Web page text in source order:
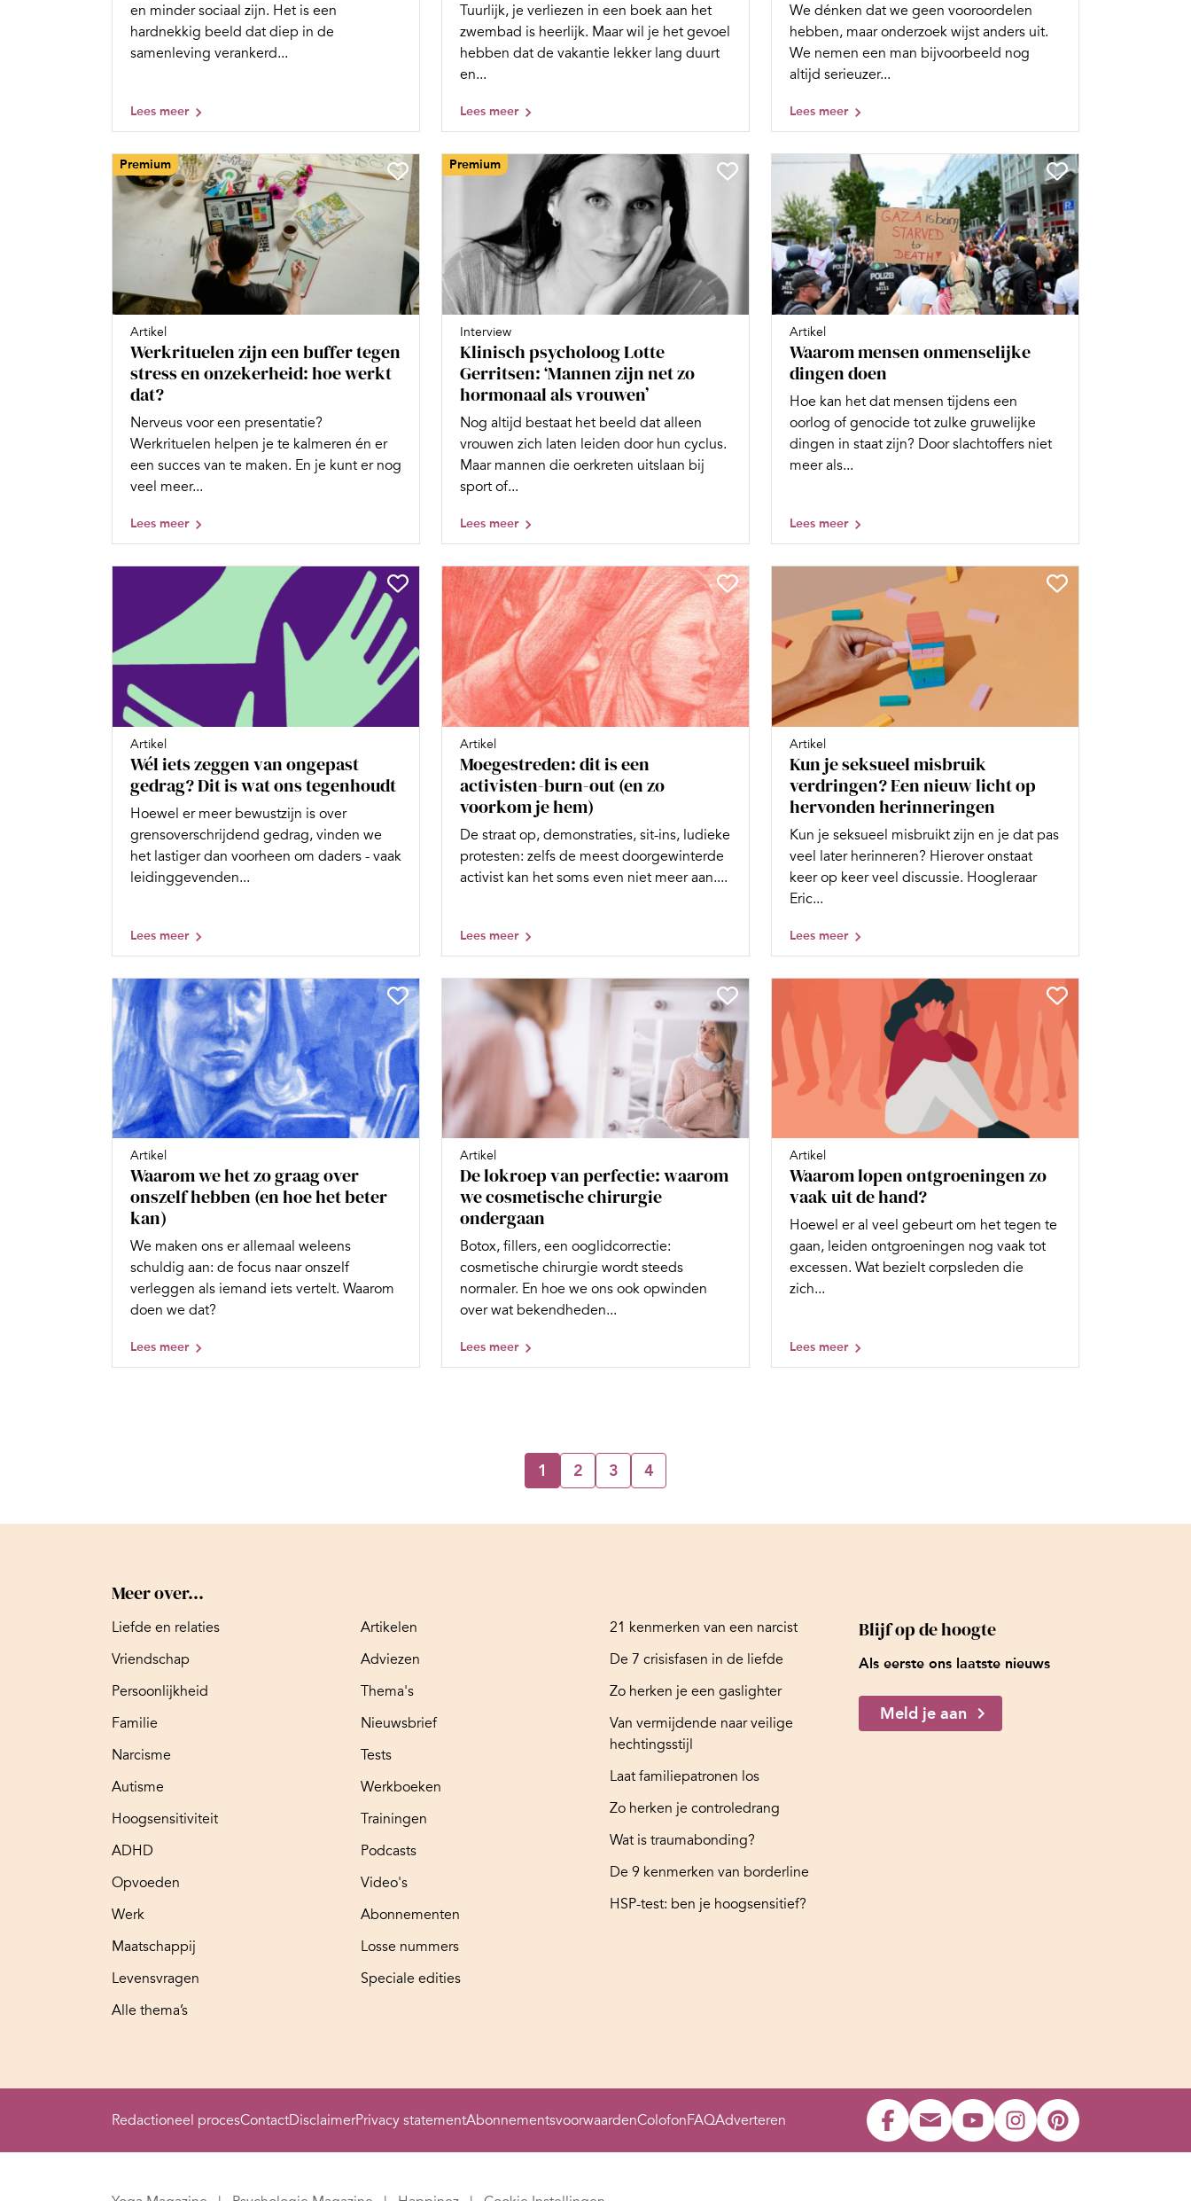
en minder sociaal zijn. Het is een
hardnekkig beeld dat diep in de
samenleving verankerd...
Lees meer
Tuurlijk, je verliezen in een boek aan het
zwembad is heerlijk. Maar wil je het gevoel
hebben dat de vakantie lekker lang duurt
en...
Lees meer
We dénken dat we geen vooroordelen
hebben, maar onderzoek wijst anders uit.
We nemen een man bijvoorbeeld nog
altijd serieuzer...
Lees meer
Premium
Artikel
Werkrituelen zijn een buffer tegen
stress en onzekerheid: hoe werkt
dat?
Nerveus voor een presentatie?
Werkrituelen helpen je te kalmeren én er
een succes van te maken. En je kunt er nog
veel meer...
Lees meer
Premium
Interview
Klinisch psycholoog Lotte
Gerritsen: ‘Mannen zijn net zo
hormonaal als vrouwen’
Nog altijd bestaat het beeld dat alleen
vrouwen zich laten leiden door hun cyclus.
Maar mannen die oerkreten uitslaan bij
sport of...
Lees meer
Artikel
Waarom mensen onmenselijke
dingen doen
Hoe kan het dat mensen tijdens een
oorlog of genocide tot zulke gruwelijke
dingen in staat zijn? Door slachtoffers niet
meer als...
Lees meer
Artikel
Wél iets zeggen van ongepast
gedrag? Dit is wat ons tegenhoudt
Hoewel er meer bewustzijn is over
grensoverschrijdend gedrag, vinden we
het lastiger dan voorheen om daders - vaak
leidinggevenden...
Lees meer
Artikel
Moegestreden: dit is een
activisten-burn-out (en zo
voorkom je hem)
De straat op, demonstraties, sit-ins, ludieke
protesten: zelfs de meest doorgewinterde
activist kan het soms even niet meer aan....
Lees meer
Artikel
Kun je seksueel misbruik
verdringen? Een nieuw licht op
hervonden herinneringen
Kun je seksueel misbruikt zijn en je dat pas
veel later herinneren? Hierover onstaat
keer op keer veel discussie. Hoogleraar
Eric...
Lees meer
Artikel
Waarom we het zo graag over
onszelf hebben (en hoe het beter
kan)
We maken ons er allemaal weleens
schuldig aan: de focus naar onszelf
verleggen als iemand iets vertelt. Waarom
doen we dat?
Lees meer
Artikel
De lokroep van perfectie: waarom
we cosmetische chirurgie
ondergaan
Botox, fillers, een ooglidcorrectie:
cosmetische chirurgie wordt steeds
normaler. En hoe we ons ook opwinden
over wat bekendheden...
Lees meer
Artikel
Waarom lopen ontgroeningen zo
vaak uit de hand?
Hoewel er al veel gebeurt om het tegen te
gaan, leiden ontgroeningen nog vaak tot
excessen. Wat bezielt corpsleden die
zich...
Lees meer
1 2 3 4
Meer over...
Liefde en relaties
Vriendschap
Persoonlijkheid
Familie
Narcisme
Autisme
Hoogsensitiviteit
ADHD
Opvoeden
Werk
Maatschappij
Levensvragen
Alle thema’s
Artikelen
Adviezen
Thema's
Nieuwsbrief
Tests
Werkboeken
Trainingen
Podcasts
Video's
Abonnementen
Losse nummers
Speciale edities
21 kenmerken van een narcist
De 7 crisisfasen in de liefde
Zo herken je een gaslighter
Van vermijdende naar veilige
hechtingsstijl
Laat familiepatronen los
Zo herken je controledrang
Wat is traumabonding?
De 9 kenmerken van borderline
HSP-test: ben je hoogsensitief?
Blijf op de hoogte
Als eerste ons laatste nieuws
Meld je aan
Redactioneel procesContactDisclaimerPrivacy statementAbonnementsvoorwaardenColofonFAQAdverteren